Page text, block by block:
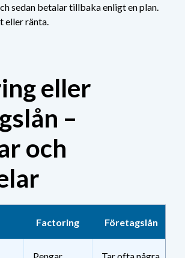
sedan betalar tillbaka enligt en plan.
eller ränta.
eller
–
och
Factoring Företagslån